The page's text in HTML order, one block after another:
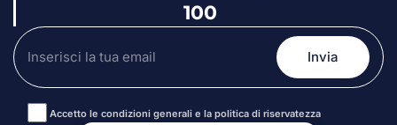
100
Accetto le condizioni generali e la politica di riservatezza